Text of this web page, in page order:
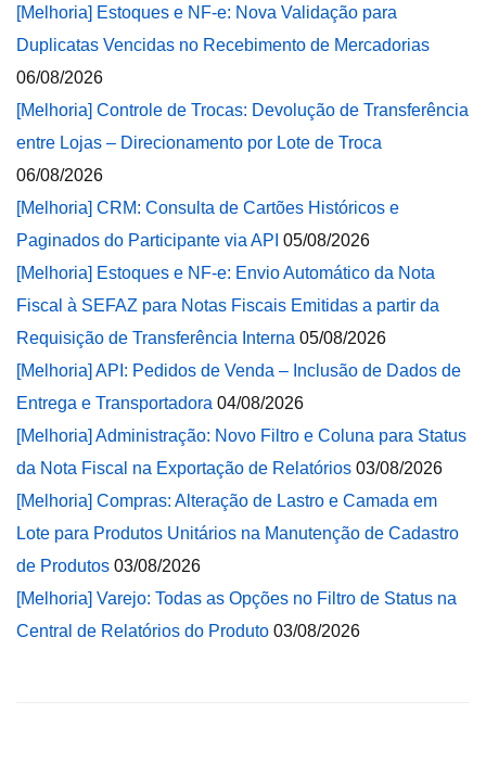
[Melhoria] Estoques e NF-e: Nova Validação para
Duplicatas Vencidas no Recebimento de Mercadorias
06/08/2026
[Melhoria] Controle de Trocas: Devolução de Transferência
entre Lojas – Direcionamento por Lote de Troca
06/08/2026
[Melhoria] CRM: Consulta de Cartões Históricos e
Paginados do Participante via API 05/08/2026
[Melhoria] Estoques e NF-e: Envio Automático da Nota
Fiscal à SEFAZ para Notas Fiscais Emitidas a partir da
Requisição de Transferência Interna 05/08/2026
[Melhoria] API: Pedidos de Venda – Inclusão de Dados de
Entrega e Transportadora 04/08/2026
[Melhoria] Administração: Novo Filtro e Coluna para Status
da Nota Fiscal na Exportação de Relatórios 03/08/2026
[Melhoria] Compras: Alteração de Lastro e Camada em
Lote para Produtos Unitários na Manutenção de Cadastro
de Produtos 03/08/2026
[Melhoria] Varejo: Todas as Opções no Filtro de Status na
Central de Relatórios do Produto 03/08/2026